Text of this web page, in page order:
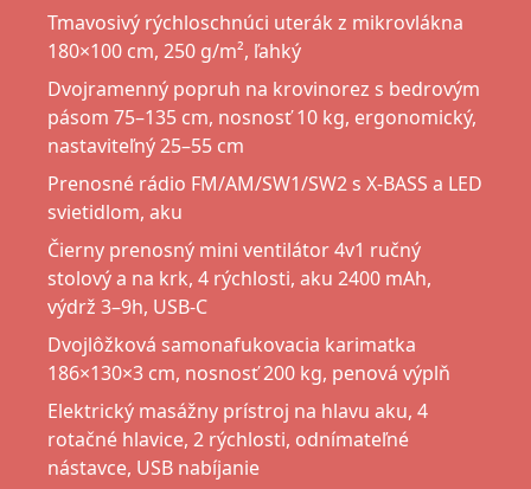
Tmavosivý rýchloschnúci uterák z mikrovlákna
180×100 cm, 250 g/m², ľahký
Dvojramenný popruh na krovinorez s bedrovým
pásom 75–135 cm, nosnosť 10 kg, ergonomický,
nastaviteľný 25–55 cm
Prenosné rádio FM/AM/SW1/SW2 s X-BASS a LED
svietidlom, aku
Čierny prenosný mini ventilátor 4v1 ručný
stolový a na krk, 4 rýchlosti, aku 2400 mAh,
výdrž 3–9h, USB-C
Dvojlôžková samonafukovacia karimatka
186×130×3 cm, nosnosť 200 kg, penová výplň
Elektrický masážny prístroj na hlavu aku, 4
rotačné hlavice, 2 rýchlosti, odnímateľné
nástavce, USB nabíjanie